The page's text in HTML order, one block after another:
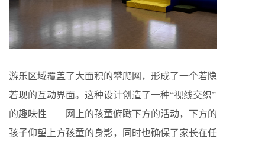
游乐区域覆盖了大面积的攀爬网，形成了一个若隐
若现的互动界面。这种设计创造了一种“视线交织”
的趣味性——网上的孩童俯瞰下方的活动，下方的
孩子仰望上方孩童的身影，同时也确保了家长在任